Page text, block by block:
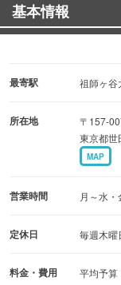
・マーボドーフ／
┗四川料理の要！
刺激的な辛みとひ
・海老のチリソー
┗エビの旨味と甘
が進んでしまいま
1階と2階にお席を
基本情報
最寄駅 祖師ヶ谷
所在地
〒157-
東京都世
MAP
営業時間 月～水
定休日 毎週木曜
料金・費用 平均予